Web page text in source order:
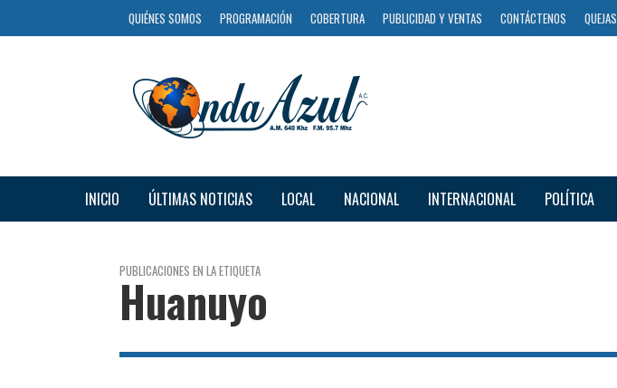
QUIÉNES SOMOS PROGRAMACIÓN COBERTURA PUBLICIDAD Y VENTAS CONTÁCTENOS QUEJAS
INICIO ÚLTIMAS NOTICIAS LOCAL NACIONAL INTERNACIONAL POLÍTICA
PUBLICACIONES EN LA ETIQUETA
Huanuyo